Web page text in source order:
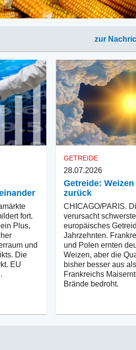
zur
fort.
Plus,
und
Die
EU
GETREIDE
28.07.2026
Getreide:
zurück
CHICAGO/PARIS.
verursacht
europäisches
Jahrzehnten.
und Polen ernten
Weizen, aber die
bisher besser aus
Frankreichs
Brände bedroht.